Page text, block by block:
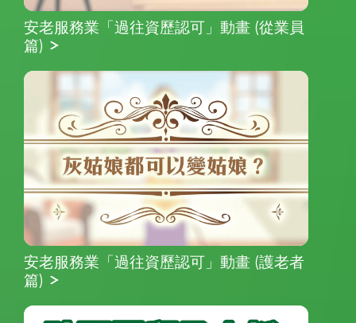
安老服務業「過往資歷認可」動畫 (從業員
篇)
安老服務業「過往資歷認可」動畫 (護老者
篇)